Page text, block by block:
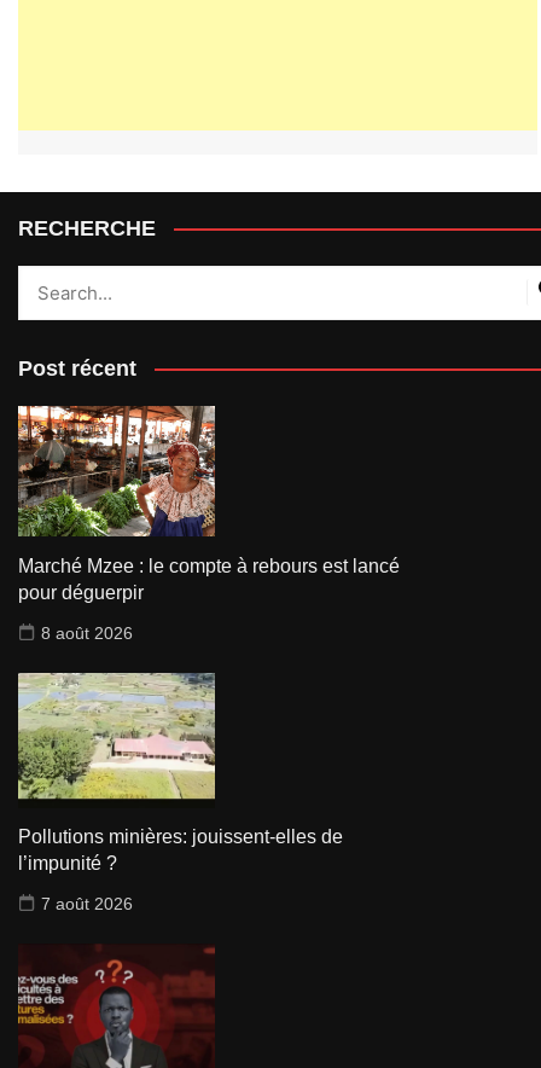
RECHERCHE
Post récent
Marché Mzee : le compte à rebours est lancé
pour déguerpir
8 août 2026
Pollutions minières: jouissent-elles de
l’impunité ?
7 août 2026